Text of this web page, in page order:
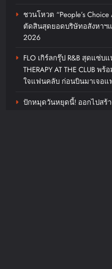
ชวนโหวต “People’s
ตัดสินสุดยอดบริษัทอสังหาฯ
2026
FLO เกิร์ลกรุ๊ป R&B สุดแซ่
THERAPY AT THE CLUB พ
ใจแฟนคลับ ก่อนบินมาเจอ
ปักหมุดวันหยุดนี้! ออกไปสร้า